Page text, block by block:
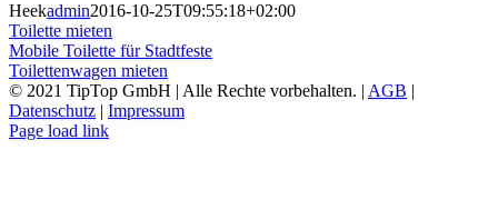
Heekadmin2016-10-25T09:55:18+02:00
Toilette mieten
Mobile Toilette für Stadtfeste
Toilettenwagen mieten
© 2021 TipTop GmbH | Alle Rechte vorbehalten. | AGB |
Datenschutz | Impressum
Page load link